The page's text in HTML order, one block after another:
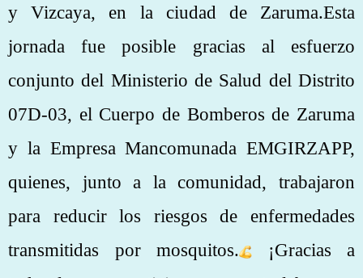
y Vizcaya, en la ciudad de Zaruma.Esta
jornada fue posible gracias al esfuerzo
conjunto del Ministerio de Salud del Distrito
07D-03, el Cuerpo de Bomberos de Zaruma
y la Empresa Mancomunada EMGIRZAPP,
quienes, junto a la comunidad, trabajaron
para reducir los riesgos de enfermedades
transmitidas por mosquitos.
¡Gracias a